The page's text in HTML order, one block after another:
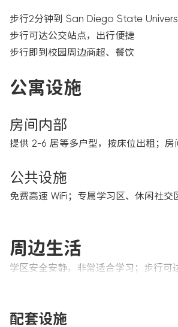
步行2分钟到 San Diego State
步行可达公交站点，出行便捷
步行即到校园周边商超、餐饮
公寓设施
房间内部
提供 2-6 居等多户型，按床位出租；房
公共设施
免费高速 WiFi；专属学习区、休闲社
周边生活
学区安全安静，非常适合学习；步行
配套设施